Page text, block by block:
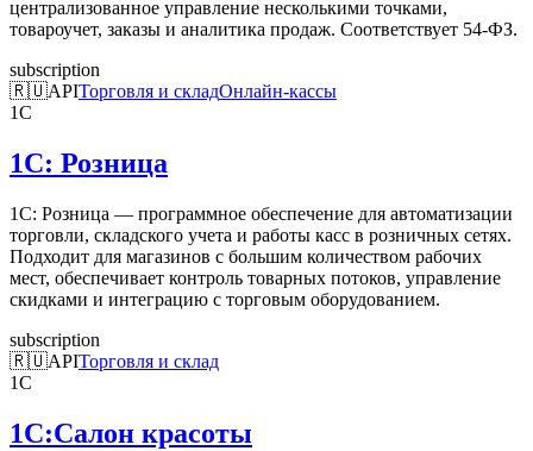
централизованное управление несколькими точками,
товароучет, заказы и аналитика продаж. Соответствует 54-ФЗ.
subscription
🇷🇺APIТорговля и складОнлайн-кассы
1С
1С: Розница
1С: Розница — программное обеспечение для автоматизации
торговли, складского учета и работы касс в розничных сетях.
Подходит для магазинов с большим количеством рабочих
мест, обеспечивает контроль товарных потоков, управление
скидками и интеграцию с торговым оборудованием.
subscription
🇷🇺APIТорговля и склад
1С
1С:Салон красоты